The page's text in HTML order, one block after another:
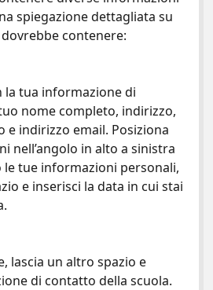
spiegazione dettagliata su
contenere:
la tua informazione di
nome completo, indirizzo,
e indirizzo email. Posiziona
nell’angolo in alto a sinistra
le tue informazioni personali,
e inserisci la data in cui stai
lascia un altro spazio e
di contatto della scuola.